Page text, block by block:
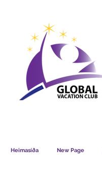
Heimasíða New Page